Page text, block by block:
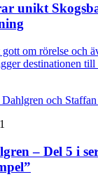
unikt
om rörelse och
destinationen
– Del 5 i